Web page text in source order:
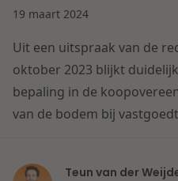
Herstructurering &
Energie
Internationale partners
Nieuws
Contact
Nederlands
19 maart 2024
Uit een uitspraak van de
oktober 2023 blijkt
bepaling in de
van de bodem bij
Teun van der